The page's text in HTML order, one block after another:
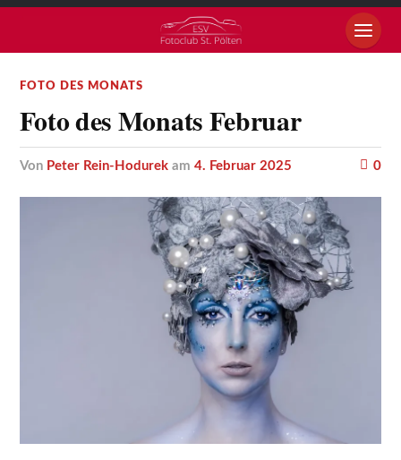
FOTO DES MONATS
Foto des Monats Februar
von Peter Rein-Hodurek am4. Februar 2025 0